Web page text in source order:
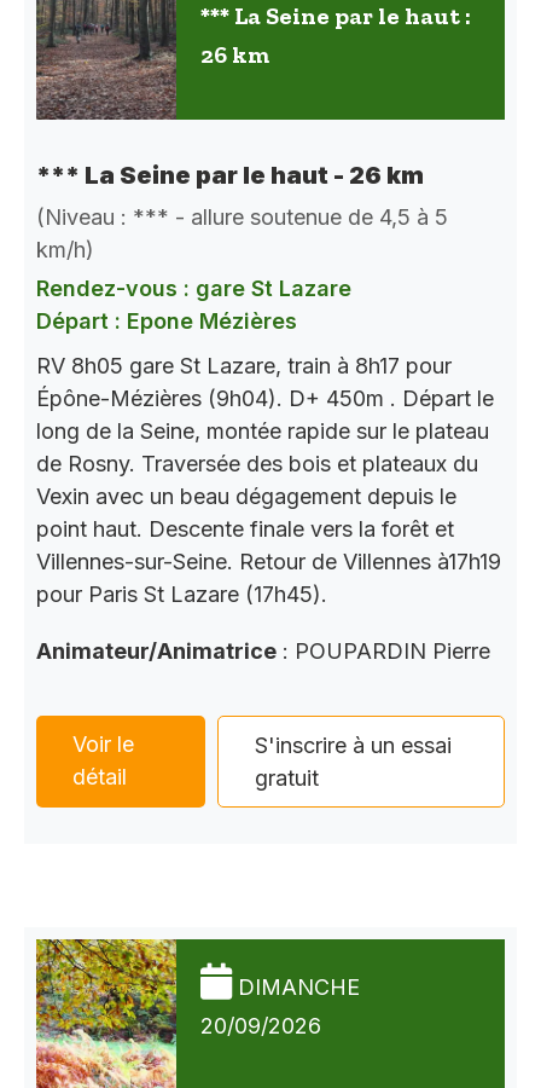
*** La Seine par le haut :
26 km
*** La Seine par le haut - 26 km
(Niveau : *** - allure soutenue de 4,5 à 5
km/h)
Rendez-vous : gare St Lazare
Départ : Epone Mézières
RV 8h05 gare St Lazare, train à 8h17 pour
Épône-Mézières (9h04). D+ 450m . Départ le
long de la Seine, montée rapide sur le plateau
de Rosny. Traversée des bois et plateaux du
Vexin avec un beau dégagement depuis le
point haut. Descente finale vers la forêt et
Villennes-sur-Seine. Retour de Villennes à17h19
pour Paris St Lazare (17h45).
Animateur/Animatrice : POUPARDIN Pierre
Voir le
détail
S'inscrire à un essai
gratuit
DIMANCHE
20/09/2026